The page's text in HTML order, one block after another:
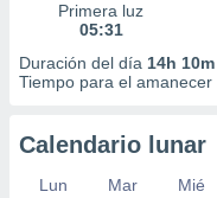
Primera luz
05:31
Duración del día 14h 10m
Tiempo para el amanecer
Calendario lunar
Lun Mar Mié